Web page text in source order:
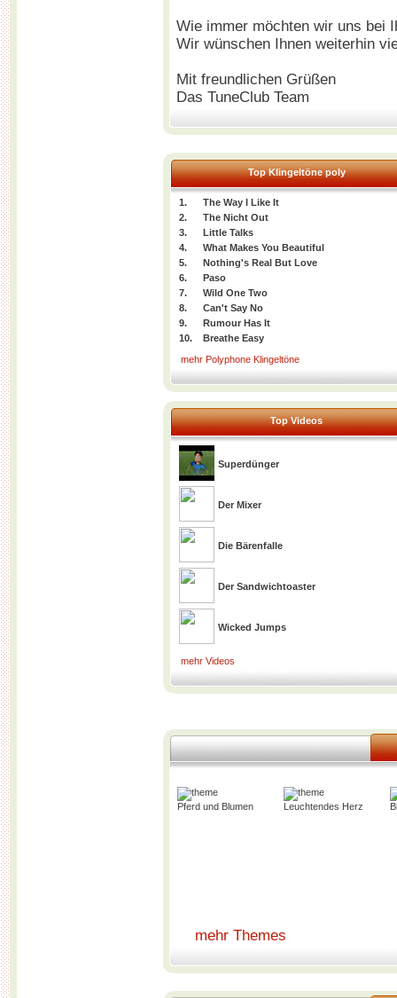
Wie immer möchten wir uns bei
Wir wünschen Ihnen weiterhin
Mit freundlichen Grüßen
Das TuneClub Team
Top Klingeltöne poly
1.
The Way I Like It
2.
The Nicht Out
3.
Little Talks
4.
What Makes You Beautiful
5.
Nothing's Real But Love
6.
Paso
7.
Wild One Two
8.
Can't Say No
9.
Rumour Has It
10.
Breathe Easy
mehr Polyphone Klingeltöne
Top Videos
Superdünger
Der Mixer
Die Bärenfalle
Der Sandwichtoaster
Wicked Jumps
mehr Videos
Pferd und Blumen Leuchtendes Herz
mehr Themes